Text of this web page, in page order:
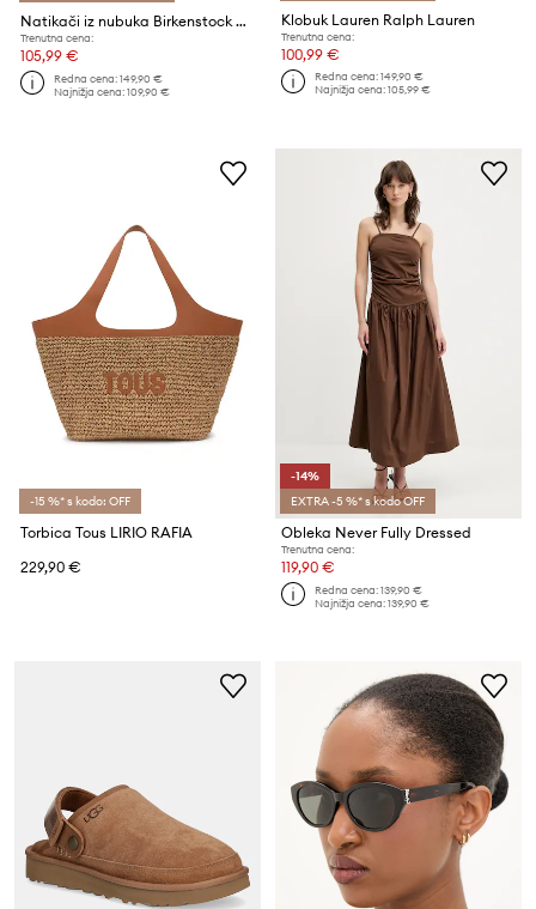
Natikači iz nubuka Birkenstock Arizona Big Buckle
Trenutna cena:
105,99 €
Redna cena:149,90 €
Najnižja cena:109,90 €
Klobuk Lauren Ralph Lauren
Trenutna cena:
100,99 €
Redna cena:149,90 €
Najnižja cena:105,99 €
-15 %* s kodo: OFF
Torbica Tous LIRIO RAFIA
229,90 €
-14%
EXTRA -5 %* s kodo OFF
Obleka Never Fully Dressed
Trenutna cena:
119,90 €
Redna cena:139,90 €
Najnižja cena:139,90 €